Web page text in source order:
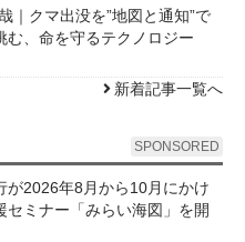
｜クマ出没を”地図と通知”で
む、命を守るテクノロジー
新着記事一覧へ
SPONSORED
が2026年8月から10月にかけ
セミナー「みらい海図」を開